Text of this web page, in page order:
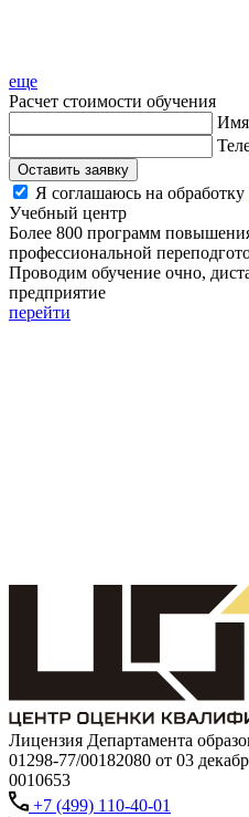
еще
Расчет стоимости обучения
Имя
Оставить заявку
Я соглашаюсь на обработку
Учебный центр
Более 800 программ
профессиональной
Проводим обучение очно,
предприятие
перейти
Лицензия Департамента
01298-77/00182080 от 03
0010653
+7 (499) 110-40-01